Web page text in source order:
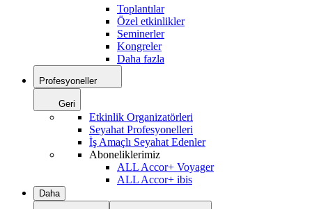
Toplantılar
Özel etkinlikler
Seminerler
Kongreler
Daha fazla
Profesyoneller
Geri
Etkinlik Organizatörleri
Seyahat Profesyonelleri
İş Amaçlı Seyahat Edenler
Aboneliklerimiz
ALL Accor+ Voyager
ALL Accor+ ibis
Daha